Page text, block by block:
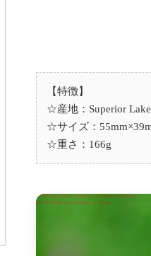
【特徴】
☆産地：Superior
☆サイズ：
☆重さ：166g